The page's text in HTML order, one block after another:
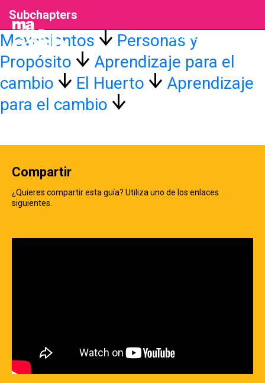
GO BACK TO GUIDE
Subchapters
Movimientos
Personas y
Propósito
Aprendizaje para el
cambio
El Huerto
Aprendizaje
para el cambio
Compartir
¿Quieres compartir esta guía? Utiliza uno de los enlaces
siguientes.